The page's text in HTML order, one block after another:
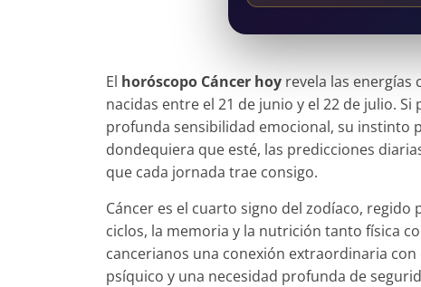
El horóscopo Cáncer hoy revela las energías
nacidas entre el 21 de junio y el 22 de julio.
profunda sensibilidad emocional, su instinto
dondequiera que esté, las predicciones
que cada jornada trae consigo.
Cáncer es el cuarto signo del zodíaco,
ciclos, la memoria y la nutrición tanto física
cancerianos una conexión extraordinaria
psíquico y una necesidad profunda de